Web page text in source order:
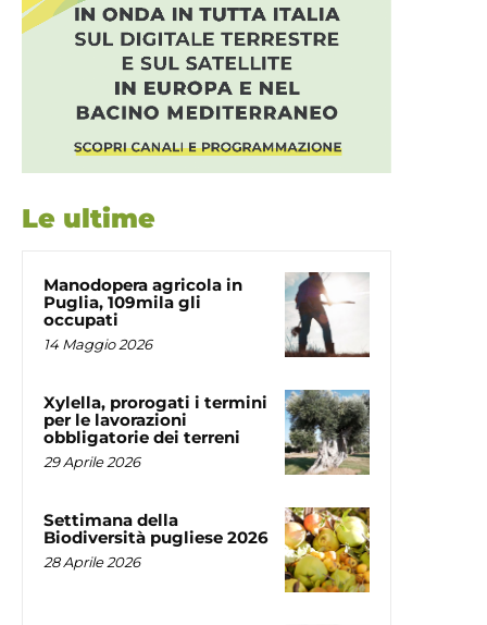
Le ultime
Manodopera agricola in
Puglia, 109mila gli
occupati
14 Maggio 2026
Xylella, prorogati i termini
per le lavorazioni
obbligatorie dei terreni
29 Aprile 2026
Settimana della
Biodiversità pugliese 2026
28 Aprile 2026